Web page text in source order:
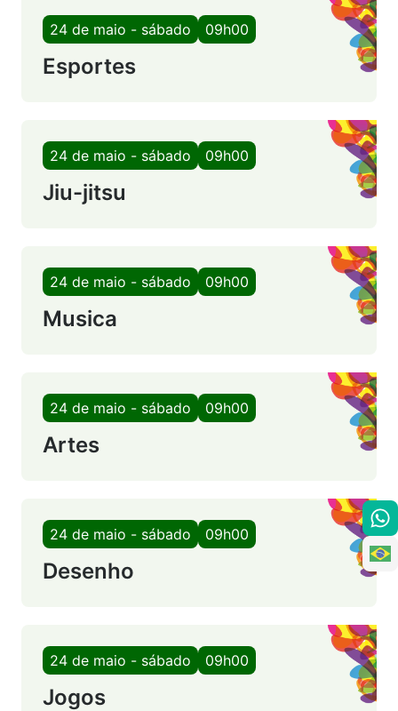
24 de maio - sábado 09h00
Esportes
24 de maio - sábado 09h00
Jiu-jitsu
24 de maio - sábado 09h00
Musica
24 de maio - sábado 09h00
Artes
24 de maio - sábado 09h00
Desenho
24 de maio - sábado 09h00
Jogos